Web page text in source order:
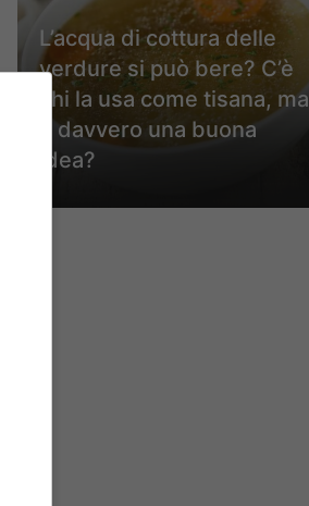
L’acqua di cottura delle
verdure si può bere? C’è
chi la usa come tisana, ma
è davvero una buona
idea?